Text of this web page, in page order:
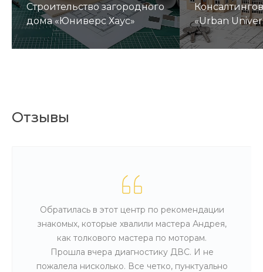
Строительство загородного
дома «Юниверс Хаус»
«Urban
Отзывы
Обратилась в этот центр по рекомендации
знакомых, которые хвалили мастера Андрея,
как толкового мастера по моторам.
Прошла вчера диагностику ДВС. И не
пожалела нисколько. Все четко, пунктуально